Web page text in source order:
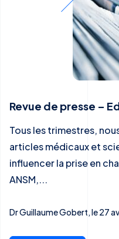
Revue de presse –
Tous les trimestres,
articles médicaux et
influencer la prise en
ANSM,...
Dr Guillaume Gobert, le 27